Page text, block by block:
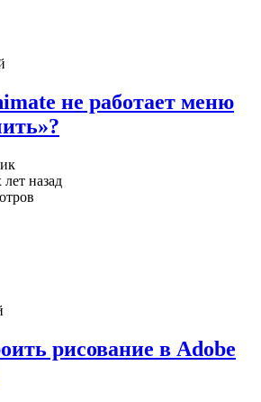
не работает меню
лет назад
рисование в Adobe